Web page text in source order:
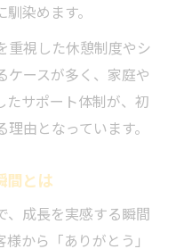
染めます。
重視した休憩制度やシ
ケースが多く、家庭や
たサポート体制が、初
由となっています。
間とは
、成長を実感する瞬間
から「ありがとう」